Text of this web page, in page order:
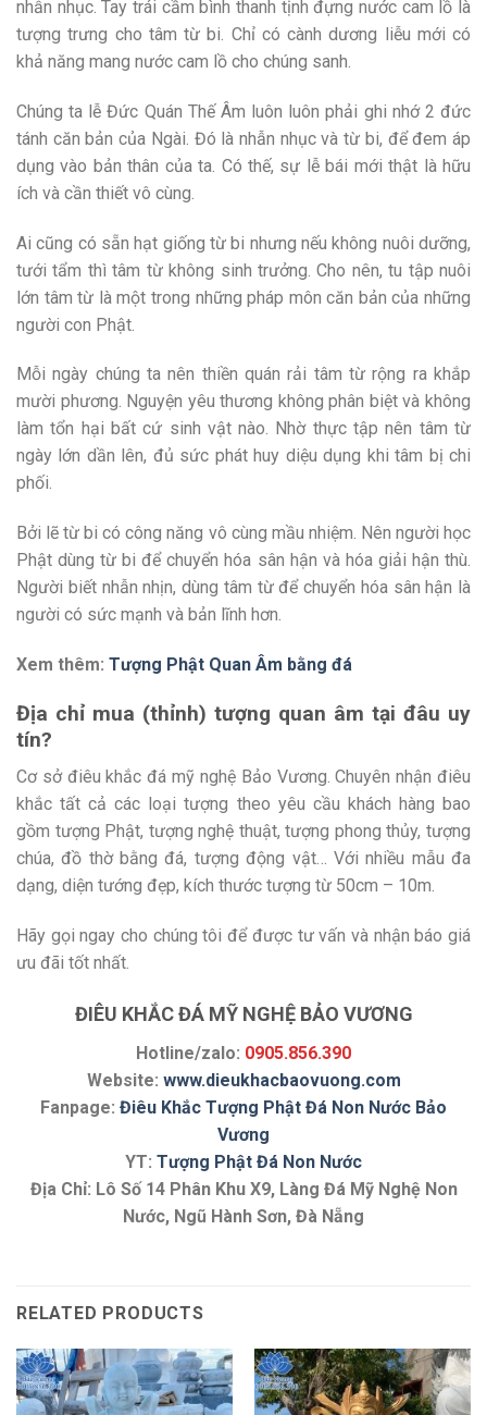
nhẫn nhục. Tay trái cầm bình thanh tịnh đựng nước cam lồ là
tượng trưng cho tâm từ bi. Chỉ có cành dương liễu mới có
khả năng mang nước cam lồ cho chúng sanh.
Chúng ta lễ Đức Quán Thế Âm luôn luôn phải ghi nhớ 2 đức
tánh căn bản của Ngài. Đó là nhẫn nhục và từ bi, để đem áp
dụng vào bản thân của ta. Có thế, sự lễ bái mới thật là hữu
ích và cần thiết vô cùng.
Ai cũng có sẵn hạt giống từ bi nhưng nếu không nuôi dưỡng,
tưới tẩm thì tâm từ không sinh trưởng. Cho nên, tu tập nuôi
lớn tâm từ là một trong những pháp môn căn bản của những
người con Phật.
Mỗi ngày chúng ta nên thiền quán rải tâm từ rộng ra khắp
mười phương. Nguyện yêu thương không phân biệt và không
làm tổn hại bất cứ sinh vật nào. Nhờ thực tập nên tâm từ
ngày lớn dần lên, đủ sức phát huy diệu dụng khi tâm bị chi
phối.
Bởi lẽ từ bi có công năng vô cùng mầu nhiệm. Nên người học
Phật dùng từ bi để chuyển hóa sân hận và hóa giải hận thù.
Người biết nhẫn nhịn, dùng tâm từ để chuyển hóa sân hận là
người có sức mạnh và bản lĩnh hơn.
Xem thêm: Tượng Phật Quan Âm bằng đá
Địa chỉ mua (thỉnh) tượng quan âm tại đâu uy
tín?
Cơ sở điêu khắc đá mỹ nghệ Bảo Vương. Chuyên nhận điêu
khắc tất cả các loại tượng theo yêu cầu khách hàng bao
gồm tượng Phật, tượng nghệ thuật, tượng phong thủy, tượng
chúa, đồ thờ bằng đá, tượng động vật… Với nhiều mẫu đa
dạng, diện tướng đẹp, kích thước tượng từ 50cm – 10m.
Hãy gọi ngay cho chúng tôi để được tư vấn và nhận báo giá
ưu đãi tốt nhất.
ĐIÊU KHẮC ĐÁ MỸ NGHỆ BẢO VƯƠNG
Hotline/zalo: 0905.856.390
Website: www.dieukhacbaovuong.com
Fanpage: Điêu Khắc Tượng Phật Đá Non Nước Bảo
Vương
YT: Tượng Phật Đá Non Nước
Địa Chỉ: Lô Số 14 Phân Khu X9, Làng Đá Mỹ Nghệ Non
Nước, Ngũ Hành Sơn, Đà Nẵng
RELATED PRODUCTS